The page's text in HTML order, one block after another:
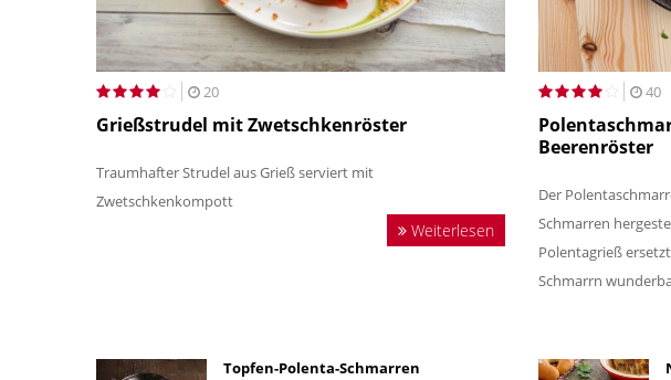
20
Grießstrudel mit Zwetschkenröster
Traumhafter Strudel aus Grieß serviert mit
Zwetschkenkompott
Weiterlesen
40
Beerenröster
Der
Schmarren
Polentagrieß
Schmarrn
Topfen-Polenta-Schmarren